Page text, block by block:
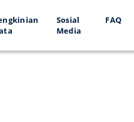
Sosial
Media
FAQ